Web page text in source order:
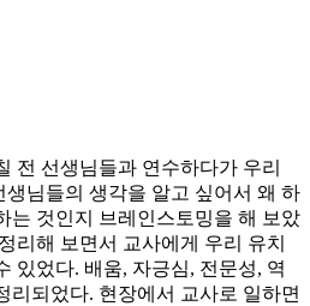
전 선생님들과 연수하다가 우리
님들의 생각을 알고 싶어서 왜 하
는 것인지 브레인스토밍을 해 보았
리해 보면서 교사에게 우리 유치
있었다. 배움, 자긍심, 전문성, 역
리되었다. 현장에서 교사로 일하면